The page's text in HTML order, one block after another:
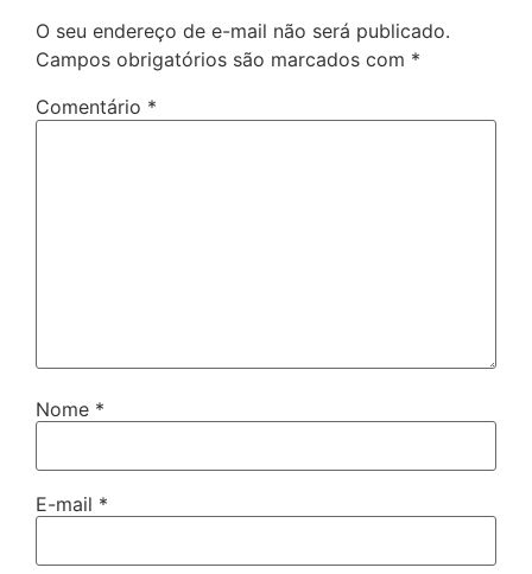
O seu endereço de e-mail não será publicado.
Campos obrigatórios são marcados com *
Comentário *
Nome *
E-mail *